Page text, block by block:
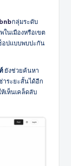
กลุ่มระดับ
ในเมืองหรือเขต
อปแบบพบปะกัน
ยังช่วยค้นหา
าระยะสั้นได้อีก
เห็นเคล็ดลับ